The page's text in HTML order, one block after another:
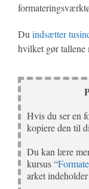
Du indsætter
hvilket gør tallene
Hvis du ser en
kopiere den til
Du kan lære
kursus “
arket